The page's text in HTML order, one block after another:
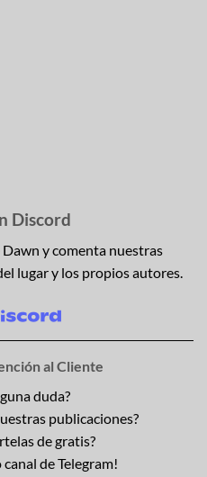
Discord
y comenta nuestras
lugar y los propios autores.
al Cliente
duda?
publicaciones?
de gratis?
de Telegram!